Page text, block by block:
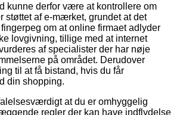
kunne derfor være at kontrollere om
støttet af e-mærket, grundet at det
om at online firmaet adlyder
lovgivning, tillige med at internet
af specialister der har nøje
på området. Derudover
til at få bistand, hvis du får
din shopping.
at du er omhyggelig
regler der kan have indflydelse